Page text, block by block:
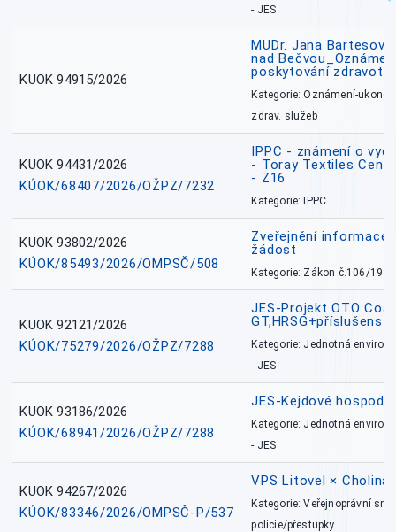
- JES
KUOK 94915/2026
MUDr. Jana
nad
poskytování
Kategorie: Oznámení-
zdrav. služeb
KUOK 94431/2026
KÚOK/68407/2026/OŽPZ/7232
IPPC - známení o
- Toray Textiles
- Z16
Kategorie: IPPC
KUOK 93802/2026
KÚOK/85493/2026/OMPSČ/508
Zveřejnění informace
žádost
Kategorie: Zákon č.106/1999
KUOK 92121/2026
KÚOK/75279/2026/OŽPZ/7288
JES-Projekt OTO
Kategorie: Jednotná
- JES
KUOK 93186/2026
KÚOK/68941/2026/OŽPZ/7288
JES-Kejdové
Kategorie: Jednotná
- JES
KUOK 94267/2026
KÚOK/83346/2026/OMPSČ-P/537
VPS Litovel ×
Kategorie: Veřejnoprávní
policie/přestupky